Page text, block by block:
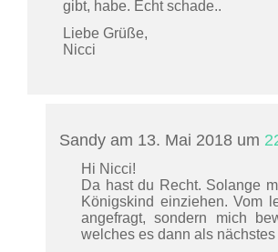
gibt, habe. Echt schade..
Liebe Grüße,
Nicci
Sandy am 13. Mai 2018 um
Hi Nicci!
Da hast du Recht. Solange
Königskind einziehen. Vom
angefragt, sondern mich
welches es dann als nächstes